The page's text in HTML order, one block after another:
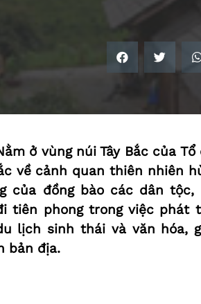
ở vùng núi Tây Bắc của
về cảnh quan thiên nhiên
của đồng bào các dân
tiên phong trong việc phát
lịch sinh thái và văn hóa,
bản địa.